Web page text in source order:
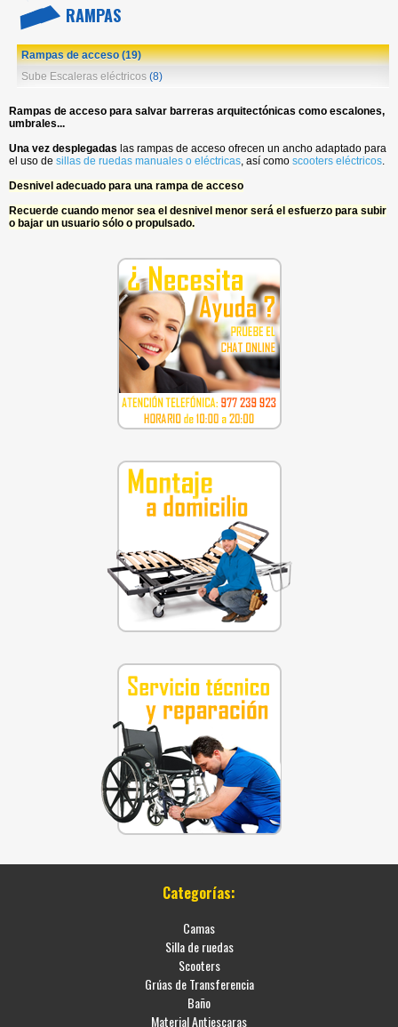
RAMPAS
Rampas de acceso(19)
Sube Escaleras eléctricos (8)
Rampas de acceso para salvar barreras arquitectónicas como escalones,
umbrales...
Una vez desplegadas las rampas de acceso ofrecen un ancho adaptado para
el uso de sillas de ruedas manuales o eléctricas, así como scooters eléctricos.
Desnivel adecuado para una rampa de acceso
Recuerde cuando menor sea el desnivel menor será el esfuerzo para subir
o bajar un usuario sólo o propulsado.
Categorías:
Camas
Silla de ruedas
Scooters
Grúas de Transferencia
Baño
Material Antiescaras